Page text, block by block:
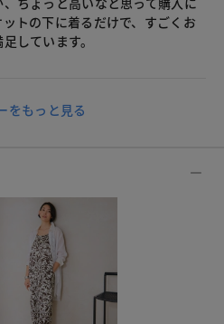
トの下に着るだけで、すごくお
しています。
をもっと見る